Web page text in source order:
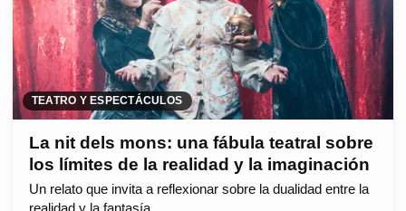
TEATRO Y ESPECTÁCULOS
La nit dels mons: una fábula teatral sobre
los límites de la realidad y la imaginación
Un relato que invita a reflexionar sobre la dualidad entre la